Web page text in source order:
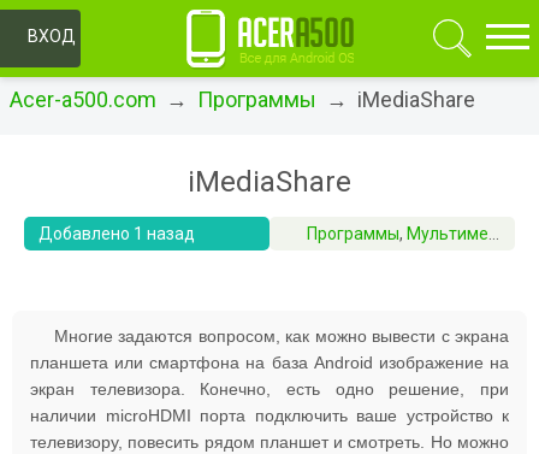
ВХОД
Acer-a500.com → Программы → iMediaShare
iMediaShare
Добавлено 1 назад Программы, Мультимедиа и видео
Многие задаются вопросом, как можно вывести с экрана
планшета или смартфона на база Android изображение на
экран телевизора. Конечно, есть одно решение, при
наличии microHDMI порта подключить ваше устройство к
телевизору, повесить рядом планшет и смотреть. Но можно